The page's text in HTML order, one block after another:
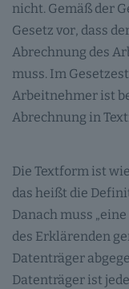
nicht. Gemäß der
Gesetz vor, dass
Abrechnung des
muss. Im
Arbeitnehmer ist
Abrechnung in
Die Textform ist
das heißt die
Danach muss
des Erklärenden
Datenträger
Datenträger ist